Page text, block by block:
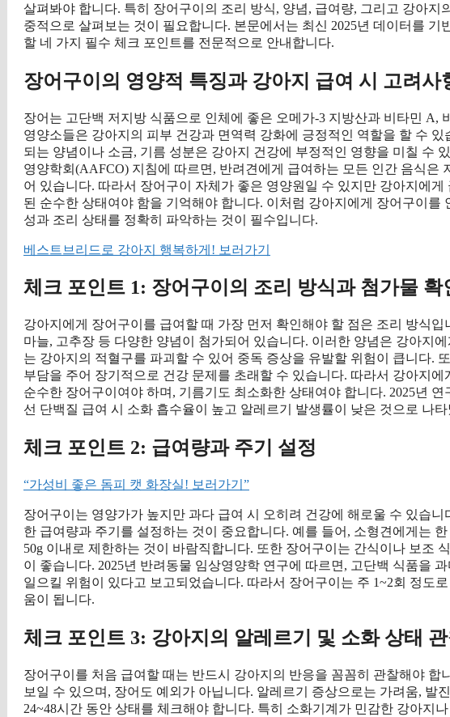
살펴봐야 합니다. 특히 장어구이의 조리 방식, 양념, 급여량, 그리고 강아지
중적으로 살펴보는 것이 필요합니다. 본문에서는 최신 2025년 데이터를
할 네 가지 필수 체크 포인트를 전문적으로 안내합니다.
장어구이의 영양적 특징과 강아지 급여 시 고려사
장어는 고단백 저지방 식품으로 인체에 좋은 오메가-3 지방산과 비타민 A,
영양소들은 강아지의 피부 건강과 면역력 강화에 긍정적인 역할을 할 수
되는 양념이나 소금, 기름 성분은 강아지 건강에 부정적인 영향을 미칠 수
영양학회(AAFCO) 지침에 따르면, 반려견에게 급여하는 모든 인간 음식은
어 있습니다. 따라서 장어구이 자체가 좋은 영양원일 수 있지만 강아지에
된 순수한 상태여야 함을 기억해야 합니다. 이처럼 강아지에게 장어구이를
성과 조리 상태를 정확히 파악하는 것이 필수입니다.
베스트브리드로 강아지 행복하게! 보러가기
체크 포인트 1: 장어구이의 조리 방식과 첨가물 확
강아지에게 장어구이를 급여할 때 가장 먼저 확인해야 할 점은 조리 방식
마늘, 고추장 등 다양한 양념이 첨가되어 있습니다. 이러한 양념은 강아지
는 강아지의 적혈구를 파괴할 수 있어 중독 증상을 유발할 위험이 큽니다.
부담을 주어 장기적으로 건강 문제를 초래할 수 있습니다. 따라서 강아지
순수한 장어구이여야 하며, 기름기도 최소화한 상태여야 합니다. 2025년
선 단백질 급여 시 소화 흡수율이 높고 알레르기 발생률이 낮은 것으로 나
체크 포인트 2: 급여량과 주기 설정
“가성비 좋은 돔피 캣 화장실! 보러가기”
장어구이는 영양가가 높지만 과다 급여 시 오히려 건강에 해로울 수 있습
한 급여량과 주기를 설정하는 것이 중요합니다. 예를 들어, 소형견에게는
50g 이내로 제한하는 것이 바람직합니다. 또한 장어구이는 간식이나 보조
이 좋습니다. 2025년 반려동물 임상영양학 연구에 따르면, 고단백 식품을
일으킬 위험이 있다고 보고되었습니다. 따라서 장어구이는 주 1~2회 정도
움이 됩니다.
체크 포인트 3: 강아지의 알레르기 및 소화 상태
장어구이를 처음 급여할 때는 반드시 강아지의 반응을 꼼꼼히 관찰해야 합
보일 수 있으며, 장어도 예외가 아닙니다. 알레르기 증상으로는 가려움, 발
24~48시간 동안 상태를 체크해야 합니다. 특히 소화기계가 민감한 강아지